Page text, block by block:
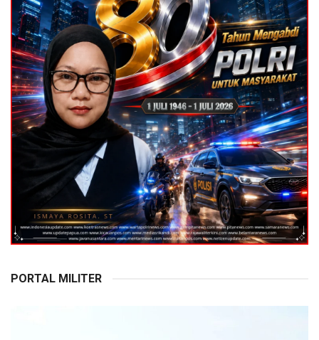
PORTAL MILITER